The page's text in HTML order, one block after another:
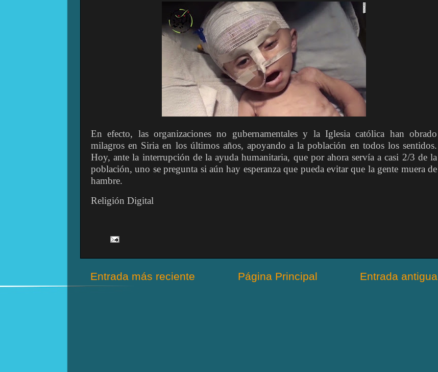
En efecto, las organizaciones no gubernamentales y la Iglesia católica han obrado
milagros en Siria en los últimos años, apoyando a la población en todos los sentidos.
Hoy, ante la interrupción de la ayuda humanitaria, que por ahora servía a casi 2/3 de la
población, uno se pregunta si aún hay esperanza que pueda evitar que la gente muera de
hambre.
Religión Digital
Entrada más reciente Entrada antigua
Página Principal